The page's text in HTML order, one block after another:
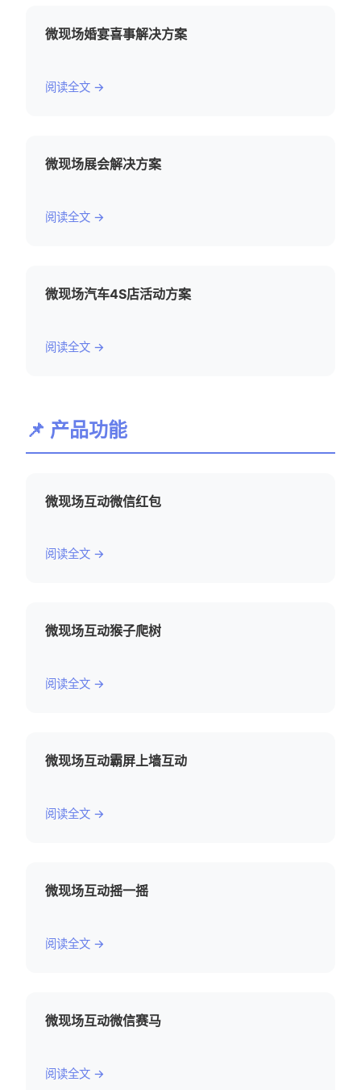
微现场婚宴喜事解决方案
阅读全文 →
微现场展会解决方案
阅读全文 →
微现场汽车4S店活动方案
阅读全文 →
📌 产品功能
微现场互动微信红包
阅读全文 →
微现场互动猴子爬树
阅读全文 →
微现场互动霸屏上墙互动
阅读全文 →
微现场互动摇一摇
阅读全文 →
微现场互动微信赛马
阅读全文 →